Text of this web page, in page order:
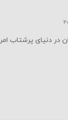
در دنیای پرشتاب